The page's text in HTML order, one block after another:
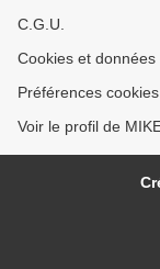
C.G.U.
Cookies et
Préférences cookies
Voir le profil de